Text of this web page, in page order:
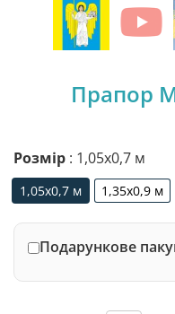
Прапор
Розмір : 1,05х0,7 м
1,05х0,7 м
1,05х0,7 м
1,35х0,9 м
Подарункове